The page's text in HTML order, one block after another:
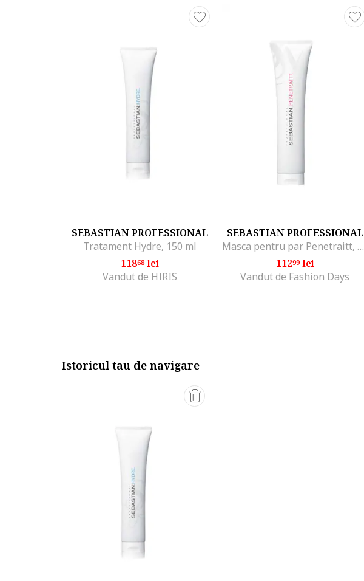
SEBASTIAN PROFESSIONAL
Tratament Hydre, 150 ml
11868lei
Vandut de HIRIS
SEBASTIAN PROFESSIONAL
Masca pentru par Penetraitt, 150 ml
11299lei
Vandut de Fashion Days
Istoricul tau de navigare